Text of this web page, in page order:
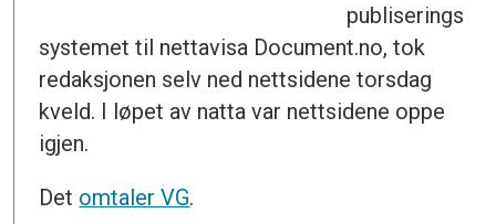
publiserings
systemet til nettavisa Document.no, tok
redaksjonen selv ned nettsidene torsdag
kveld. I løpet av natta var nettsidene oppe
igjen.
Det omtaler VG.